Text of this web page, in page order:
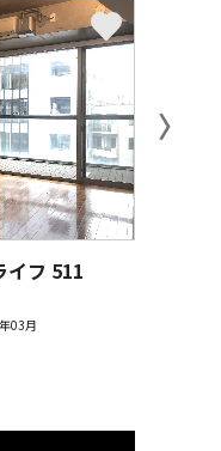
イフ 511
03月
〉